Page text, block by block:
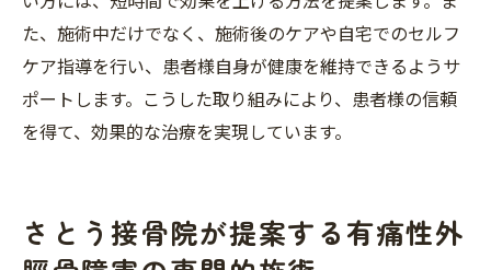
た、施術中だけでなく、施術後のケアや自宅でのセルフ
ケア指導を行い、患者様自身が健康を維持できるようサ
ポートします。こうした取り組みにより、患者様の信頼
を得て、効果的な治療を実現しています。
さとう接骨院が提案する有痛性外